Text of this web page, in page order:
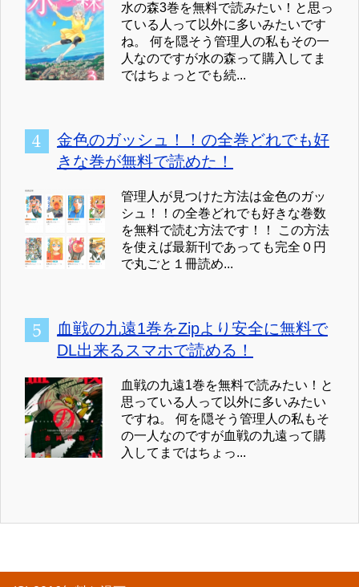
水の森3巻を無料で読みたい！と思っ
ている人って以外に多いみたいです
ね。 何を隠そう管理人の私もその一
人なのですが水の森って購入してま
ではちょっとでも続...
金色のガッシュ！！の全巻どれでも好
きな巻が無料で読めた！
管理人が見つけた方法は金色のガッ
シュ！！の全巻どれでも好きな巻数
を無料で読む方法です！！ この方法
を使えば最新刊であっても完全０円
で丸ごと１冊読め...
血戦の九遠1巻をZipより安全に無料で
DL出来るスマホで読める！
血戦の九遠1巻を無料で読みたい！と
思っている人って以外に多いみたい
ですね。 何を隠そう管理人の私もそ
の一人なのですが血戦の九遠って購
入してまではちょっ...